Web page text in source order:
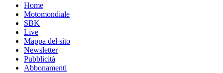
Home
Motomondiale
SBK
Live
Mappa del sito
Newsletter
Pubblicità
Abbonamenti